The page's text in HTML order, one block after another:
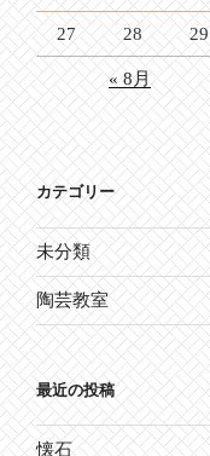
27 28 29
« 8月
カテゴリー
未分類
陶芸教室
最近の投稿
懐石